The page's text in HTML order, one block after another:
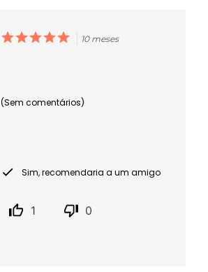
10 meses
(Sem comentários)
Sim, recomendaria a um amigo
1 0